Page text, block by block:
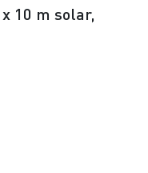
10 m solar,